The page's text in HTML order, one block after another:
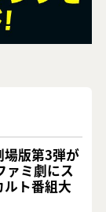
場版第3弾が
ミ劇にス
ルト番組大